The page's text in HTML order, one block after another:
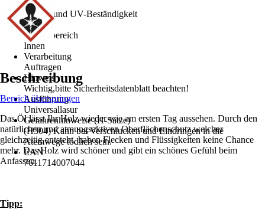
0,5 h
Wetter- und UV-Beständigkeit
Nein
Einsatzbereich
Innen
Verarbeitung
Auftragen
Hinweis
Wichtig,bitte Sicherheitsdatenblatt beachten!
Ausführung
Universallasur
Gefahrenhinweise (H-Sätze)
(H304) Kann bei Verschlucken und Eindringen in die
Atemwege tödlich sein.
EAN
7611714007044
Beschreibung
Bereich überspringen
Das Öl lässt Ihr Holz wieder wie am ersten Tag aussehen. Durch den
natürlichen und atmungsaktiven Oberflächenschutz welcher
gleichzeitig entsteht, haben Flecken und Flüssigkeiten keine Chance
mehr. Das Holz wird schöner und gibt ein schönes Gefühl beim
Anfassen.
Tipp: